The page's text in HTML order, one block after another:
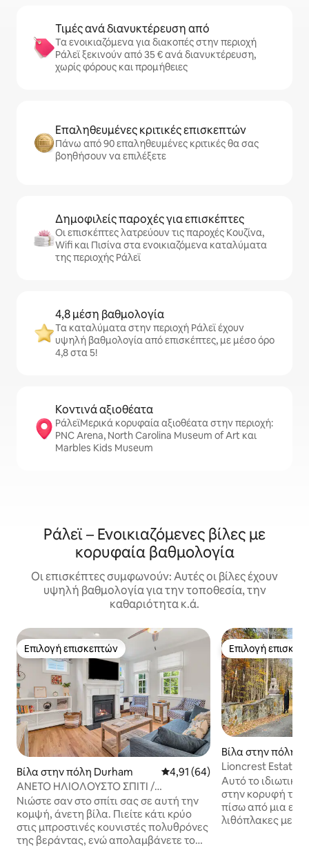
Τιμές ανά διανυκτέρευση από
Τα ενοικιαζόμενα για διακοπές στην περιοχή
Ράλεϊ ξεκινούν από 35 € ανά διανυκτέρευση,
χωρίς φόρους και προμήθειες
Επαληθευμένες κριτικές επισκεπτών
Πάνω από 90 επαληθευμένες κριτικές θα σας
βοηθήσουν να επιλέξετε
Δημοφιλείς παροχές για επισκέπτες
Οι επισκέπτες λατρεύουν τις παροχές Κουζίνα,
Wifi και Πισίνα στα ενοικιαζόμενα καταλύματα
της περιοχής Ράλεϊ
4,8 μέση βαθμολογία
Τα καταλύματα στην περιοχή Ράλεϊ έχουν
υψηλή βαθμολογία από επισκέπτες, με μέσο όρο
4,8 στα 5!
Κοντινά αξιοθέατα
ΡάλεϊΜερικά κορυφαία αξιοθέατα στην περιοχή:
PNC Arena, North Carolina Museum of Art και
Marbles Kids Museum
Ράλεϊ – Ενοικιαζόμενες βίλες με
κορυφαία βαθμολογία
Οι επισκέπτες συμφωνούν: Αυτές οι βίλες έχουν
υψηλή βαθμολογία για την τοποθεσία, την
καθαριότητα κ.ά.
Επιλογή επισκεπτών
Επιλογή επισκεπτών
Βίλα στην πόλη Durham Μέση βαθμολογία: 4,91 στα 5,
4,91 (64)
ΆΝΕΤΟ ΗΛΙΟΛΟΥΣΤΟ ΣΠΊΤΙ /
ΣΎΓΧΡΟΝΗ ΒΊΛΑ ΚΟΝΤΆ ΣΤΟ ΚΈΝΤΡΟ
Νιώστε σαν στο σπίτι σας σε αυτή την
κομψή, άνετη βίλα. Πιείτε κάτι κρύο
στις μπροστινές κουνιστές πολυθρόνες
της βεράντας, ενώ απολαμβάνετε το
Επιλογή
Επιλογή
Βίλα στην πόλη
Lioncrest Estate |
Κινηματογράφος
Αυτό το
στην κορυφή του
πίσω από μια
λιθόπλακες με